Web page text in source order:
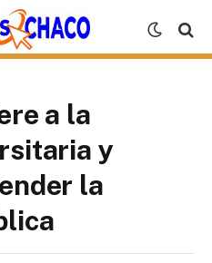
a la
y
la